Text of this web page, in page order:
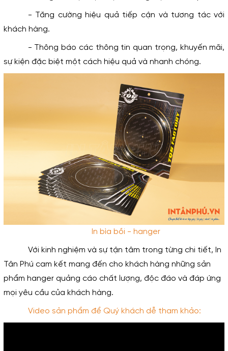
- Tăng cường hiệu quả tiếp cận và tương tác với
khách hàng.
- Thông báo các thông tin quan trọng, khuyến mãi,
sự kiện đặc biệt một cách hiệu quả và nhanh chóng.
In bìa bồi - hanger
Với kinh nghiệm và sự tận tâm trong từng chi tiết, In
Tân Phú cam kết mang đến cho khách hàng những sản
phẩm hanger quảng cáo chất lượng, độc đáo và đáp ứng
mọi yêu cầu của khách hàng.
Video sản phẩm để Quý khách dễ tham khảo: